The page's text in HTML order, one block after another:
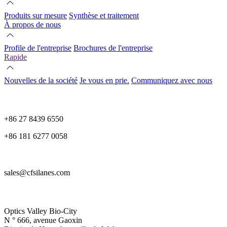
Produits sur mesure Synthèse et traitement
À propos de nous
Profile de l'entreprise Brochures de l'entreprise
Rapide
Nouvelles de la société Je vous en prie. Communiquez avec nous
+86 27 8439 6550
+86 181 6277 0058
sales@cfsilanes.com
Optics Valley Bio-City
N ° 666, avenue Gaoxin